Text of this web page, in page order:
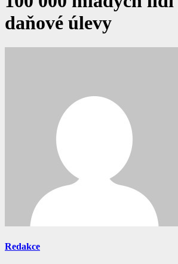
daňové úlevy
Redakce